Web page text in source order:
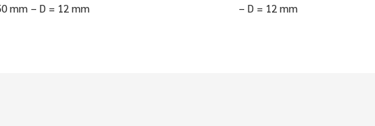
mm – D = 12 mm
– D = 12 mm